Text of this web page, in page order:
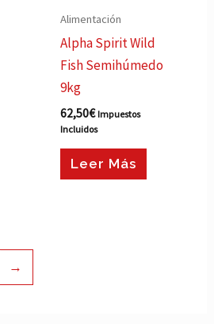
Alimentación
Alpha Spirit Wild
Fish Semihúmedo
9kg
62,50€ Impuestos
Incluidos
Leer Más
→